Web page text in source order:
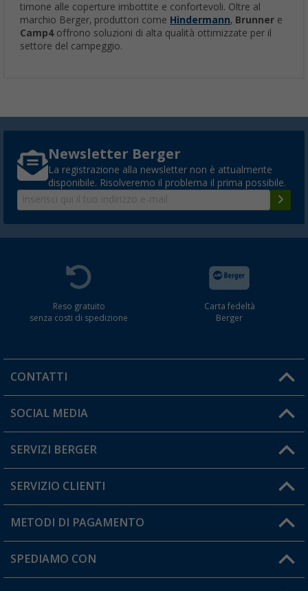
timone alle coperture imbottite e confortevoli. Oltre al
marchio Berger, produttori come Hindermann, Brunner e
Camp4offrono soluzioni di alta qualità ottimizzate per il
settore del campeggio.
Newsletter Berger
La registrazione alla newsletter non è attualmente
disponibile. Risolveremo il problema il prima possibile.
Reso gratuito
senza costi di spedizione
Carta fedeltà
Berger
CONTATTI
Orari di apertura del servizio:
Hai una domanda?
SOCIAL MEDIA
SERVIZI BERGER
Diventare rivenditori
Il mio Account
Carta fedeltà Berger
SERVIZIO CLIENTI
Informazioni sulla spedizione
Resi
METODI DI PAGAMENTO
SPEDIAMO CON